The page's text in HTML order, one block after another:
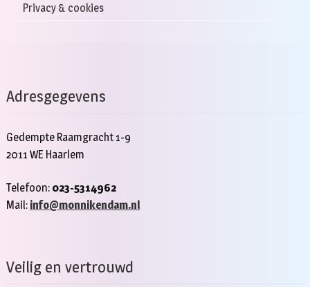
Privacy & cookies
Adresgegevens
Gedempte Raamgracht 1-9
2011 WE Haarlem
Telefoon: 023-5314962
Mail: info@monnikendam.nl
Veilig en vertrouwd